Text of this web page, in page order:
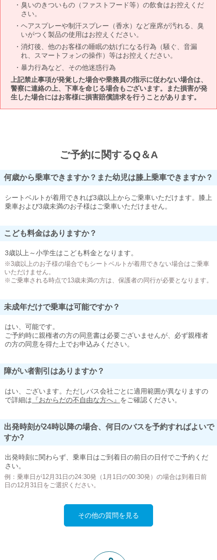
臭いのきついもの（ファストフード等）の飲食はお控えくだ
さい。
ヘアスプレーや制汗スプレー（香水）など座席が汚れる、臭
いがつく製品の使用はお控えください。
消灯後、他のお客様の睡眠の妨げになる行為（騒ぐ、音漏
れ、スマートフォンの操作）等はお控えください。
暴力行為など、その他迷惑行為
上記禁止事項が発覚した場合や乗務員の指示に従わない場合は、
警察に連絡の上、下車を命じる場合もございます。また損害が発
生した場合にはお客様に損害賠償請求を行うことがあります。
ご予約に関するQ＆A
何歳から乗車できますか？また幼児は膝上乗車できますか？
シートベルトが着用できれば3歳以上からご乗車いただけます。膝上
乗車および3歳未満のお子様はご乗車いただけません。
こども料金はありますか？
3歳以上～小学生はこども料金となります。
※3歳以上のお子様の場合でもシートベルトが着用できない場合はご乗車
いただけません。
※ご乗車される時点で13歳未満の方は、保護者の同行が必要となります。
未成年だけで乗車は可能ですか？
はい、可能です。
ご予約時に親権者の方の同意書は必要ございませんが、必ず親権者
の方の同意を得た上でお申込みください。
障がい者割引はありますか？
はい、ございます。ただしバス会社ごとに適用範囲が異なりますの
で詳細は 『おからだの不自由な方へ』 をご確認ください。
出発時刻が24時以降の場合、何日のバスを予約すればよいで
すか?
出発時刻に関わらず、乗車日はご到着日の前日の日付でご予約くだ
さい。
例：乗車日が12月31日の24:30発（1月1日の00:30発）の場合は到着日前
日の12月31日をご選択ください。
その他の質問を見る